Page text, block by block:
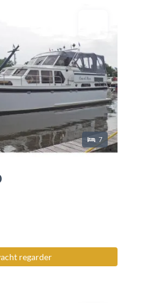
lieux de
7
regarder